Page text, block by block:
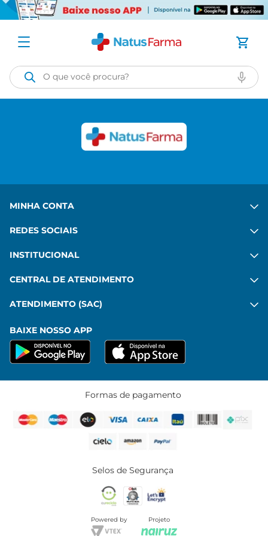
O que você procura?
MINHA CONTA
REDES SOCIAIS
INSTITUCIONAL
CENTRAL DE ATENDIMENTO
ATENDIMENTO (SAC)
BAIXE NOSSO APP
Formas de pagamento
Selos de Segurança
Powered by Projeto